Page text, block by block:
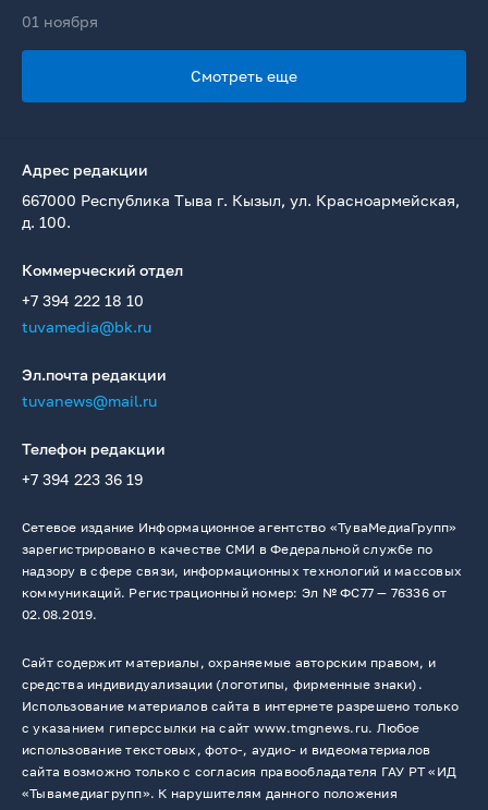
01 ноября
Смотреть еще
Адрес редакции
667000 Республика Тыва г. Кызыл, ул. Красноармейская,
д. 100.
Коммерческий отдел
+7 394 222 18 10
tuvamedia@bk.ru
Эл.почта редакции
tuvanews@mail.ru
Телефон редакции
+7 394 223 36 19
Сетевое издание Информационное агентство «ТуваМедиаГрупп»
зарегистрировано в качестве СМИ в Федеральной службе по
надзору в сфере связи, информационных технологий и массовых
коммуникаций. Регистрационный номер: Эл № ФС77 — 76336 от
02.08.2019.
Сайт содержит материалы, охраняемые авторским правом, и
средства индивидуализации (логотипы, фирменные знаки).
Использование материалов сайта в интернете разрешено только
с указанием гиперссылки на сайт www.tmgnews.ru. Любое
использование текстовых, фото-, аудио- и видеоматериалов
сайта возможно только с согласия правообладателя ГАУ РТ «ИД
«Тывамедиагрупп». К нарушителям данного положения